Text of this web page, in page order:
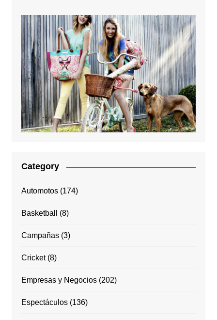
Category
Automotos(174)
Basketball (8)
Campañas(3)
Cricket(8)
Empresas y Negocios(202)
Espectáculos(136)